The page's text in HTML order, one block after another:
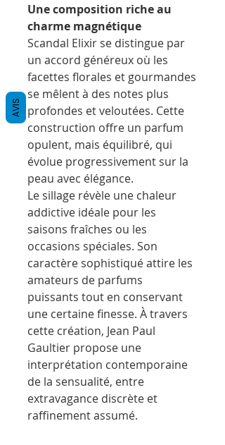
Une composition riche au
charme magnétique
Scandal Elixir se distingue par
un accord généreux où les
facettes florales et gourmandes
se mêlent à des notes plus
profondes et veloutées. Cette
construction offre un parfum
opulent, mais équilibré, qui
évolue progressivement sur la
peau avec élégance.
Le sillage révèle une chaleur
addictive idéale pour les
saisons fraîches ou les
occasions spéciales. Son
caractère sophistiqué attire les
amateurs de parfums
puissants tout en conservant
une certaine finesse. À travers
cette création, Jean Paul
Gaultier propose une
interprétation contemporaine
de la sensualité, entre
extravagance discrète et
raffinement assumé.
AVIS